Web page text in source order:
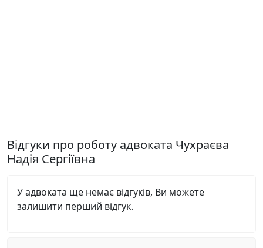
Відгуки про роботу адвоката Чухраєва
Надія Сергіївна
У адвоката ще немає відгуків, Ви можете
залишити перший відгук.